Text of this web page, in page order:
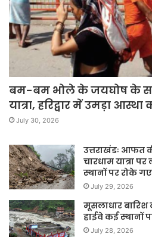
बम-बम भोले के जयघोष के
यात्रा, हरिद्वार में उमड़ा
July 30, 2026
उत्तराखंडः आफत
चारधाम यात्रा
स्थानों पर रोके गए
July 29, 2026
मूसलाधार बारिश
हाईवे कई स्थानों
July 28, 2026